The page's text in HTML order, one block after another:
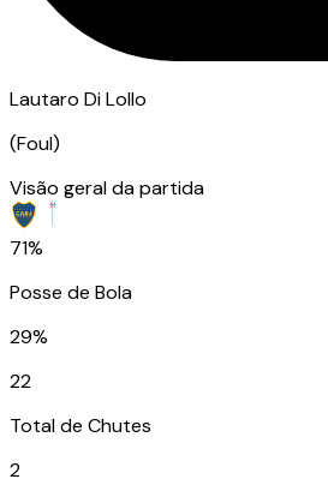
Lautaro Di Lollo
(Foul)
Visão geral da partida
71%
Posse de Bola
29%
22
Total de Chutes
2